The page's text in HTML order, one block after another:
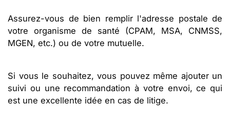
Assurez-vous de bien remplir l'adresse postale de
votre organisme de santé (CPAM, MSA, CNMSS,
MGEN, etc.) ou de votre mutuelle.
Si vous le souhaitez, vous pouvez même ajouter un
suivi ou une recommandation à votre envoi, ce qui
est une excellente idée en cas de litige.